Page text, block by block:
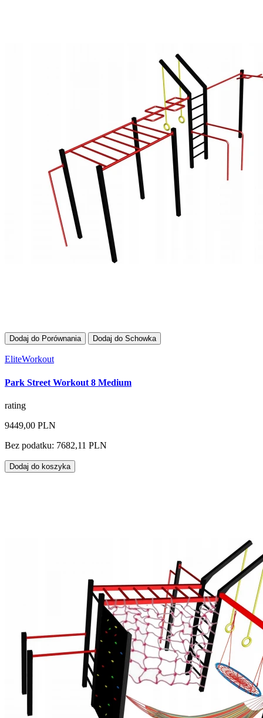
Dodaj do Porównania Dodaj do Schowka
EliteWorkout
Park Street Workout 8 Medium
rating
9449,00 PLN
Bez podatku: 7682,11 PLN
Dodaj do koszyka